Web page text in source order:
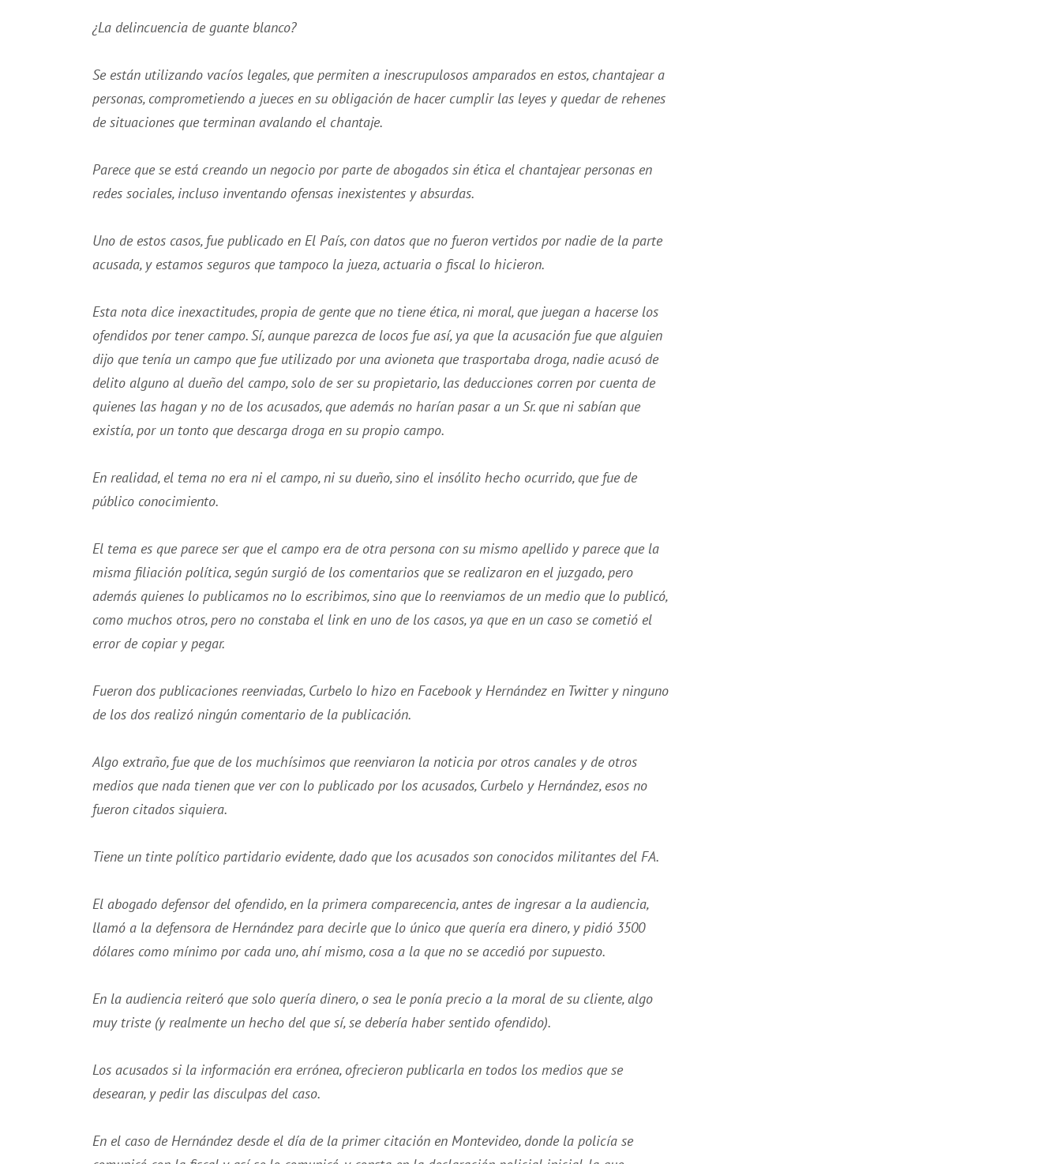
¿La delincuencia de guante blanco?
Se están utilizando vacíos legales, que permiten a inescrupulosos amparados en estos, chantajear a
personas, comprometiendo a jueces en su obligación de hacer cumplir las leyes y quedar de rehenes
de situaciones que terminan avalando el chantaje.
Parece que se está creando un negocio por parte de abogados sin ética el chantajear personas en
redes sociales, incluso inventando ofensas inexistentes y absurdas.
Uno de estos casos, fue publicado en El País, con datos que no fueron vertidos por nadie de la parte
acusada, y estamos seguros que tampoco la jueza, actuaria o fiscal lo hicieron.
Esta nota dice inexactitudes, propia de gente que no tiene ética, ni moral, que juegan a hacerse los
ofendidos por tener campo. Sí, aunque parezca de locos fue así, ya que la acusación fue que alguien
dijo que tenía un campo que fue utilizado por una avioneta que trasportaba droga, nadie acusó de
delito alguno al dueño del campo, solo de ser su propietario, las deducciones corren por cuenta de
quienes las hagan y no de los acusados, que además no harían pasar a un Sr. que ni sabían que
existía, por un tonto que descarga droga en su propio campo.
En realidad, el tema no era ni el campo, ni su dueño, sino el insólito hecho ocurrido, que fue de
público conocimiento.
El tema es que parece ser que el campo era de otra persona con su mismo apellido y parece que la
misma filiación política, según surgió de los comentarios que se realizaron en el juzgado, pero
además quienes lo publicamos no lo escribimos, sino que lo reenviamos de un medio que lo publicó,
como muchos otros, pero no constaba el link en uno de los casos, ya que en un caso se cometió el
error de copiar y pegar.
Fueron dos publicaciones reenviadas, Curbelo lo hizo en Facebook y Hernández en Twitter y ninguno
de los dos realizó ningún comentario de la publicación.
Algo extraño, fue que de los muchísimos que reenviaron la noticia por otros canales y de otros
medios que nada tienen que ver con lo publicado por los acusados, Curbelo y Hernández, esos no
fueron citados siquiera.
Tiene un tinte político partidario evidente, dado que los acusados son conocidos militantes del FA.
El abogado defensor del ofendido, en la primera comparecencia, antes de ingresar a la audiencia,
llamó a la defensora de Hernández para decirle que lo único que quería era dinero, y pidió 3500
dólares como mínimo por cada uno, ahí mismo, cosa a la que no se accedió por supuesto.
En la audiencia reiteró que solo quería dinero, o sea le ponía precio a la moral de su cliente, algo
muy triste (y realmente un hecho del que sí, se debería haber sentido ofendido).
Los acusados si la información era errónea, ofrecieron publicarla en todos los medios que se
desearan, y pedir las disculpas del caso.
En el caso de Hernández desde el día de la primer citación en Montevideo, donde la policía se